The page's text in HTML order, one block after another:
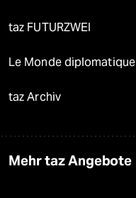
taz FUTURZWEI
Le Monde diplomatique
taz Archiv
Mehr taz Angebote